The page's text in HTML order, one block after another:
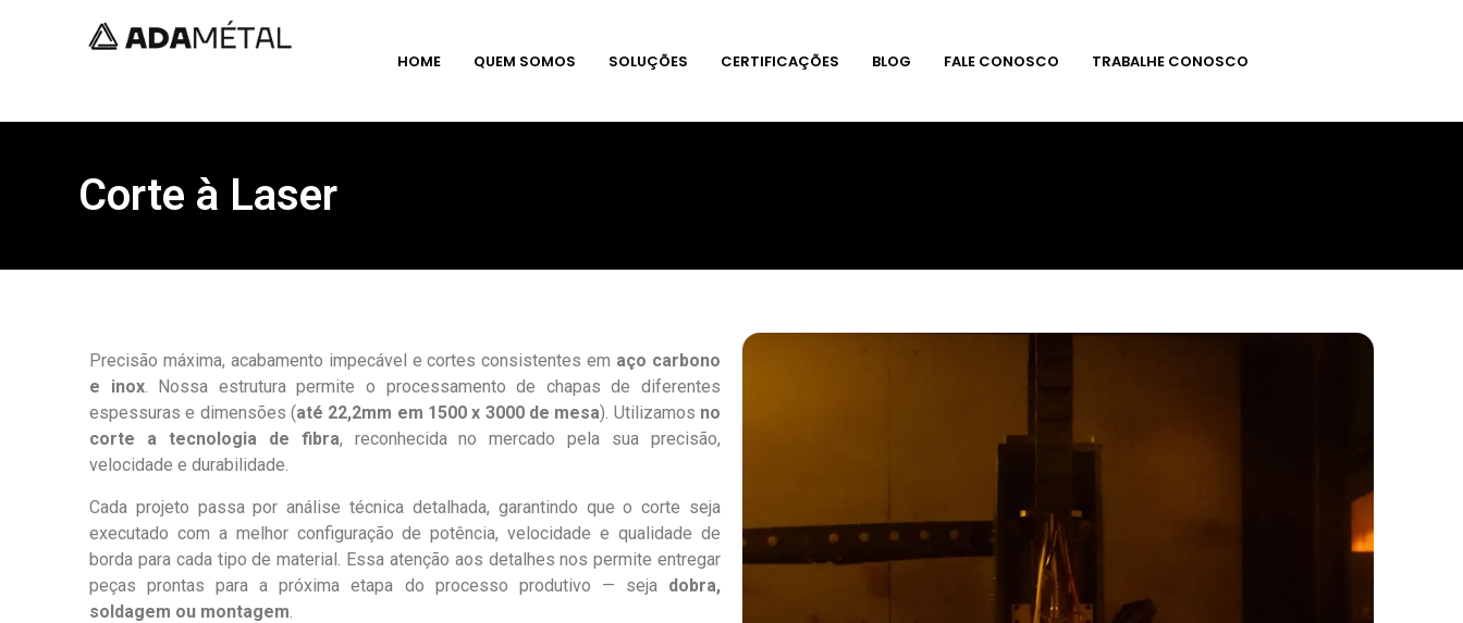
HOME QUEM SOMOS SOLUÇÕES CERTIFICAÇÕES BLOG FALE CONOSCO TRABALHE CONOSCO
Corte à Laser
Precisão máxima, acabamento impecável e cortes consistentes em aço carbono
e inox. Nossa estrutura permite o processamento de chapas de diferentes
espessuras e dimensões (até 22,2mm em 1500 x 3000 de mesa). Utilizamos no
corte a tecnologia de fibra, reconhecida no mercado pela sua precisão,
velocidade e durabilidade.
Cada projeto passa por análise técnica detalhada, garantindo que o corte seja
executado com a melhor configuração de potência, velocidade e qualidade de
borda para cada tipo de material. Essa atenção aos detalhes nos permite entregar
peças prontas para a próxima etapa do processo produtivo — seja dobra,
soldagem ou montagem